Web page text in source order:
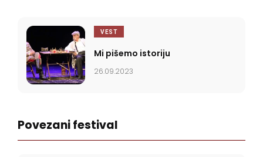
VEST
Mi pišemo istoriju
26.09.2023
Povezani festival